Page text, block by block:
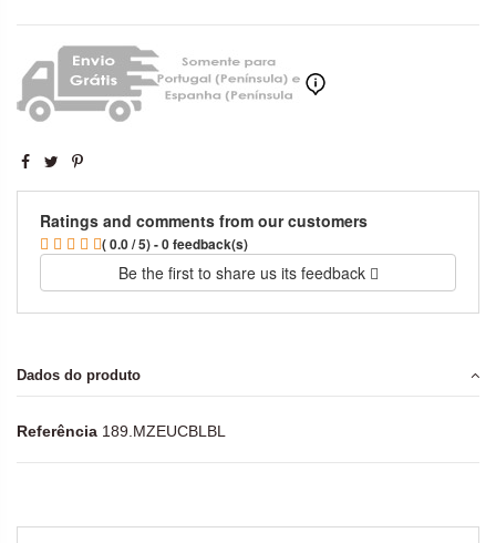
Ratings and comments from our customers
( 0.0 / 5) - 0 feedback(s)
Be the first to share us its feedback
Dados do produto
Referência 189.MZEUCBLBL